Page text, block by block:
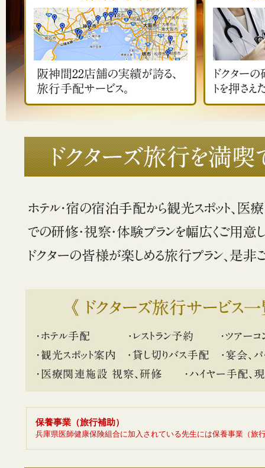
保養事業（旅行補助）
兵庫県医師健康保険組合に加入されている先生には保養事業（旅